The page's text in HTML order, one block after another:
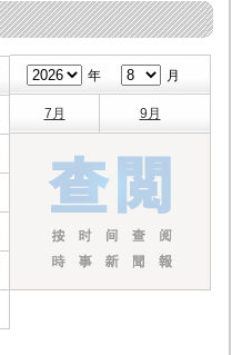
年 月
7月 9月